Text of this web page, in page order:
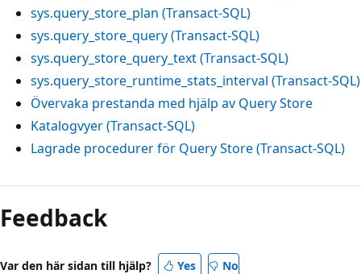
sys.query_store_plan (Transact-SQL)
sys.query_store_query (Transact-SQL)
sys.query_store_query_text (Transact-SQL)
sys.query_store_runtime_stats_interval (Transact-SQL)
Övervaka prestanda med hjälp av Query Store
Katalogvyer (Transact-SQL)
Lagrade procedurer för Query Store (Transact-SQL)
Feedback
Var den här sidan till hjälp? Yes No